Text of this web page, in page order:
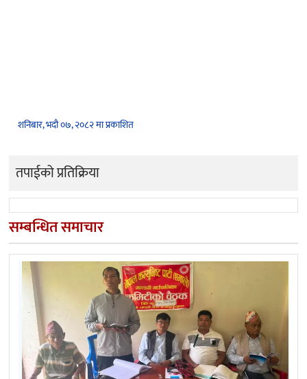
शनिबार, भदौ ०७, २०८२ मा प्रकाशित
तपाईको प्रतिक्रिया
सम्बन्धित समाचार